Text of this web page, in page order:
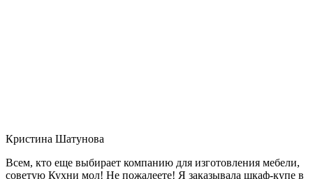
Кристина Шатунова
Всем, кто еще выбирает компанию для изготовления мебели,
советую Кухни мол! Не пожалеете! Я заказывала шкаф-купе в